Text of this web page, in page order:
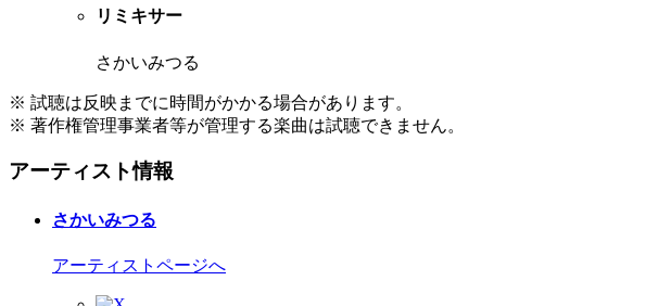
リミキサー
さかいみつる
※ 試聴は反映までに時間がかかる場合があります。
※ 著作権管理事業者等が管理する楽曲は試聴できません。
アーティスト情報
さかいみつる
アーティストページへ